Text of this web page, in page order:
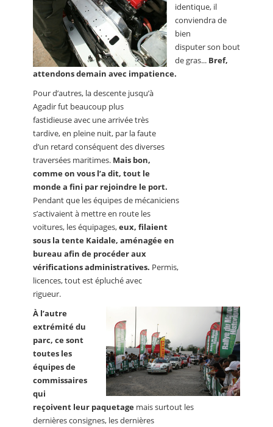
identique, il
conviendra de
bien
disputer son bout
de gras... Bref,
attendons demain avec impatience.
Pour d’autres, la descente jusqu’à
Agadir fut beaucoup plus
fastidieuse avec une arrivée très
tardive, en pleine nuit, par la faute
d’un retard conséquent des diverses
traversées maritimes. Mais bon,
comme on vous l’a dit, tout le
monde a fini par rejoindre le port.
Pendant que les équipes de mécaniciens
s’activaient à mettre en route les
voitures, les équipages,eux, filaient
sous la tente Kaidale, aménagée en
bureau afin de procéder aux
vérifications administratives. Permis,
licences, tout est épluché avec
rigueur.
À l’autre
extrémité du
parc, ce sont
toutes les
équipes de
commissaires
qui
reçoivent leur paquetage mais surtout les
dernières consignes, les dernières